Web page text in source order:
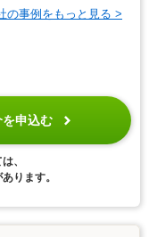
の事例をもっと見る >
申込む
、
ります。